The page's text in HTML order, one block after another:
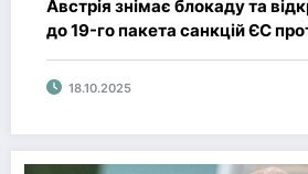
Австрія знімає блокаду та
до 19-го пакета санкцій ЄС
18.10.2025